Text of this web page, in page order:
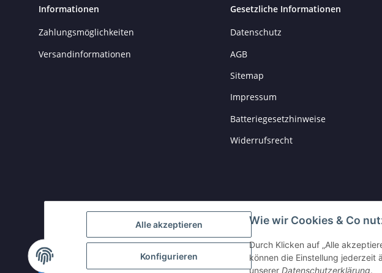
Alle akzeptieren
Konfigurieren
Wie wir Cookies & Co
Durch Klicken auf „Alle
können die Einstellung jederzeit
unserer Datenschutzerklärung.
Informationen
Zahlungsmöglichkeiten
Versandinformationen
Gesetzliche Informationen
Datenschutz
AGB
Sitemap
Impressum
Batteriegesetzhinweise
Widerrufsrecht
Vertrag widerrufen